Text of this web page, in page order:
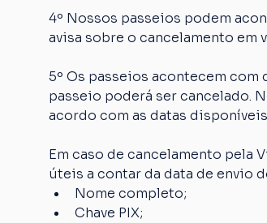
4º Nossos passeios podem
avisa sobre o cancelamento em
5º Os passeios acontecem com
passeio poderá ser cancelado.
acordo com as datas
Em caso de cancelamento pela
úteis a contar da data de envio
Nome completo;
Chave PIX;